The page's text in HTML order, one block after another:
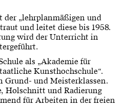
„lehrplanmäßigen und
und leitet diese bis 1958.
wird der Unterricht in
als „Akademie für
Kunsthochschule“.
Grund- und Meisterklassen.
Holschnitt und Radierung
für Arbeiten in der freien